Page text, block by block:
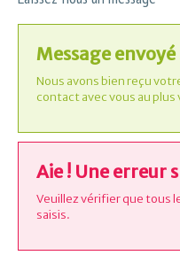
Message envoyé
Nous avons bien reçu
contact avec vous au plus
Aie ! Une erreur
Veuillez vérifier que tous
saisis.